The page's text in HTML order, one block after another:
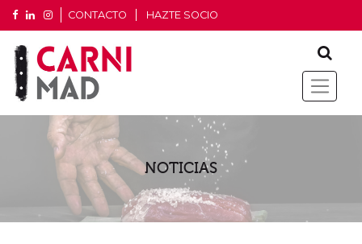
CONTACTO HAZTE SOCIO
NOTICIAS